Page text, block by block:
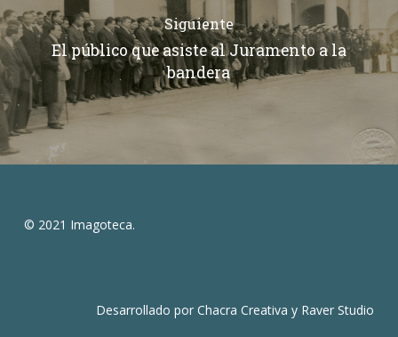
Siguiente
El público que asiste al Juramento a la
bandera
© 2021 Imagoteca.
Desarrollado porChacra Creativa y Raver Studio